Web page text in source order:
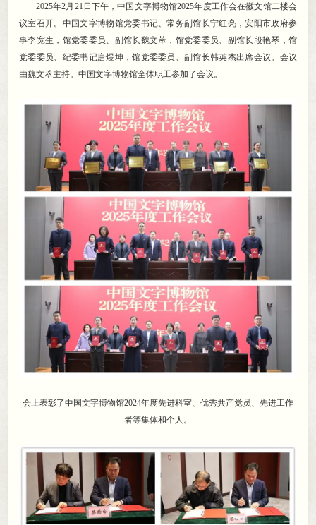
2025年2月21日下午 ，中国文字博物馆2025年度工作会在徽文馆二楼会
议室召开。中国文字博物馆党委书记、常务副馆长宁红亮 ，安阳市政府参
事李宽生，馆党委委员、副馆长魏文萃 ， 馆党委委员、副馆长段艳琴，馆
党委委员、纪委书记唐煜坤，馆党委委员、副馆长韩英杰出席会议。会议
由魏文萃主持。 中国文字博物馆全体职工参加了会议。
会上表彰了中国文字博物馆2024年度先进科室、优秀共产党员、先进工作
者等集体和个人 。